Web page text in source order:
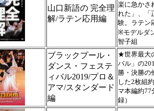
山口新語の 完全理
解/ラテン応用編
楽に急かさ
れた」、「
験。ラテ
※モデルダ
智子組
ブラックプール・
ダンス・フェステ
ィバル2019/プロ＆
アマ/スタンダード
編
★世界最大
バル」の
勝・決勝の
した2枚組
マ本編約
録）